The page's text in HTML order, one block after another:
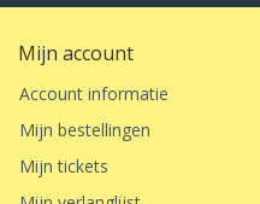
Mijn account
Account informatie
Mijn bestellingen
Mijn tickets